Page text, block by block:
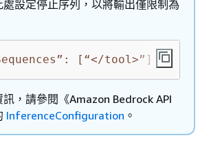
處設定停止序列，以將輸出僅限制為
[“</tool>”]
，請參閱《Amazon Bedrock API
InferenceConfiguration 。